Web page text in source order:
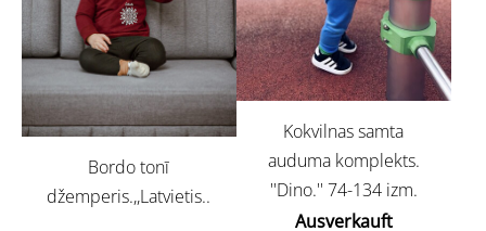
Bordo tonī
džemperis.,,Latvietis..
Kokvilnas samta
auduma komplekts.
''Dino.'' 74-134 izm.
Ausverkauft